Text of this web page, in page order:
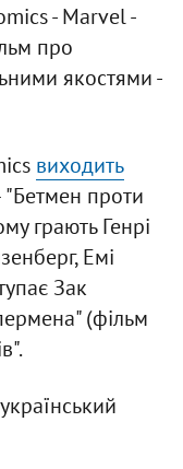
- Marvel -
про
якостями -
виходить
"Бетмен проти
грають Генрі
Емі
Зак
(фільм